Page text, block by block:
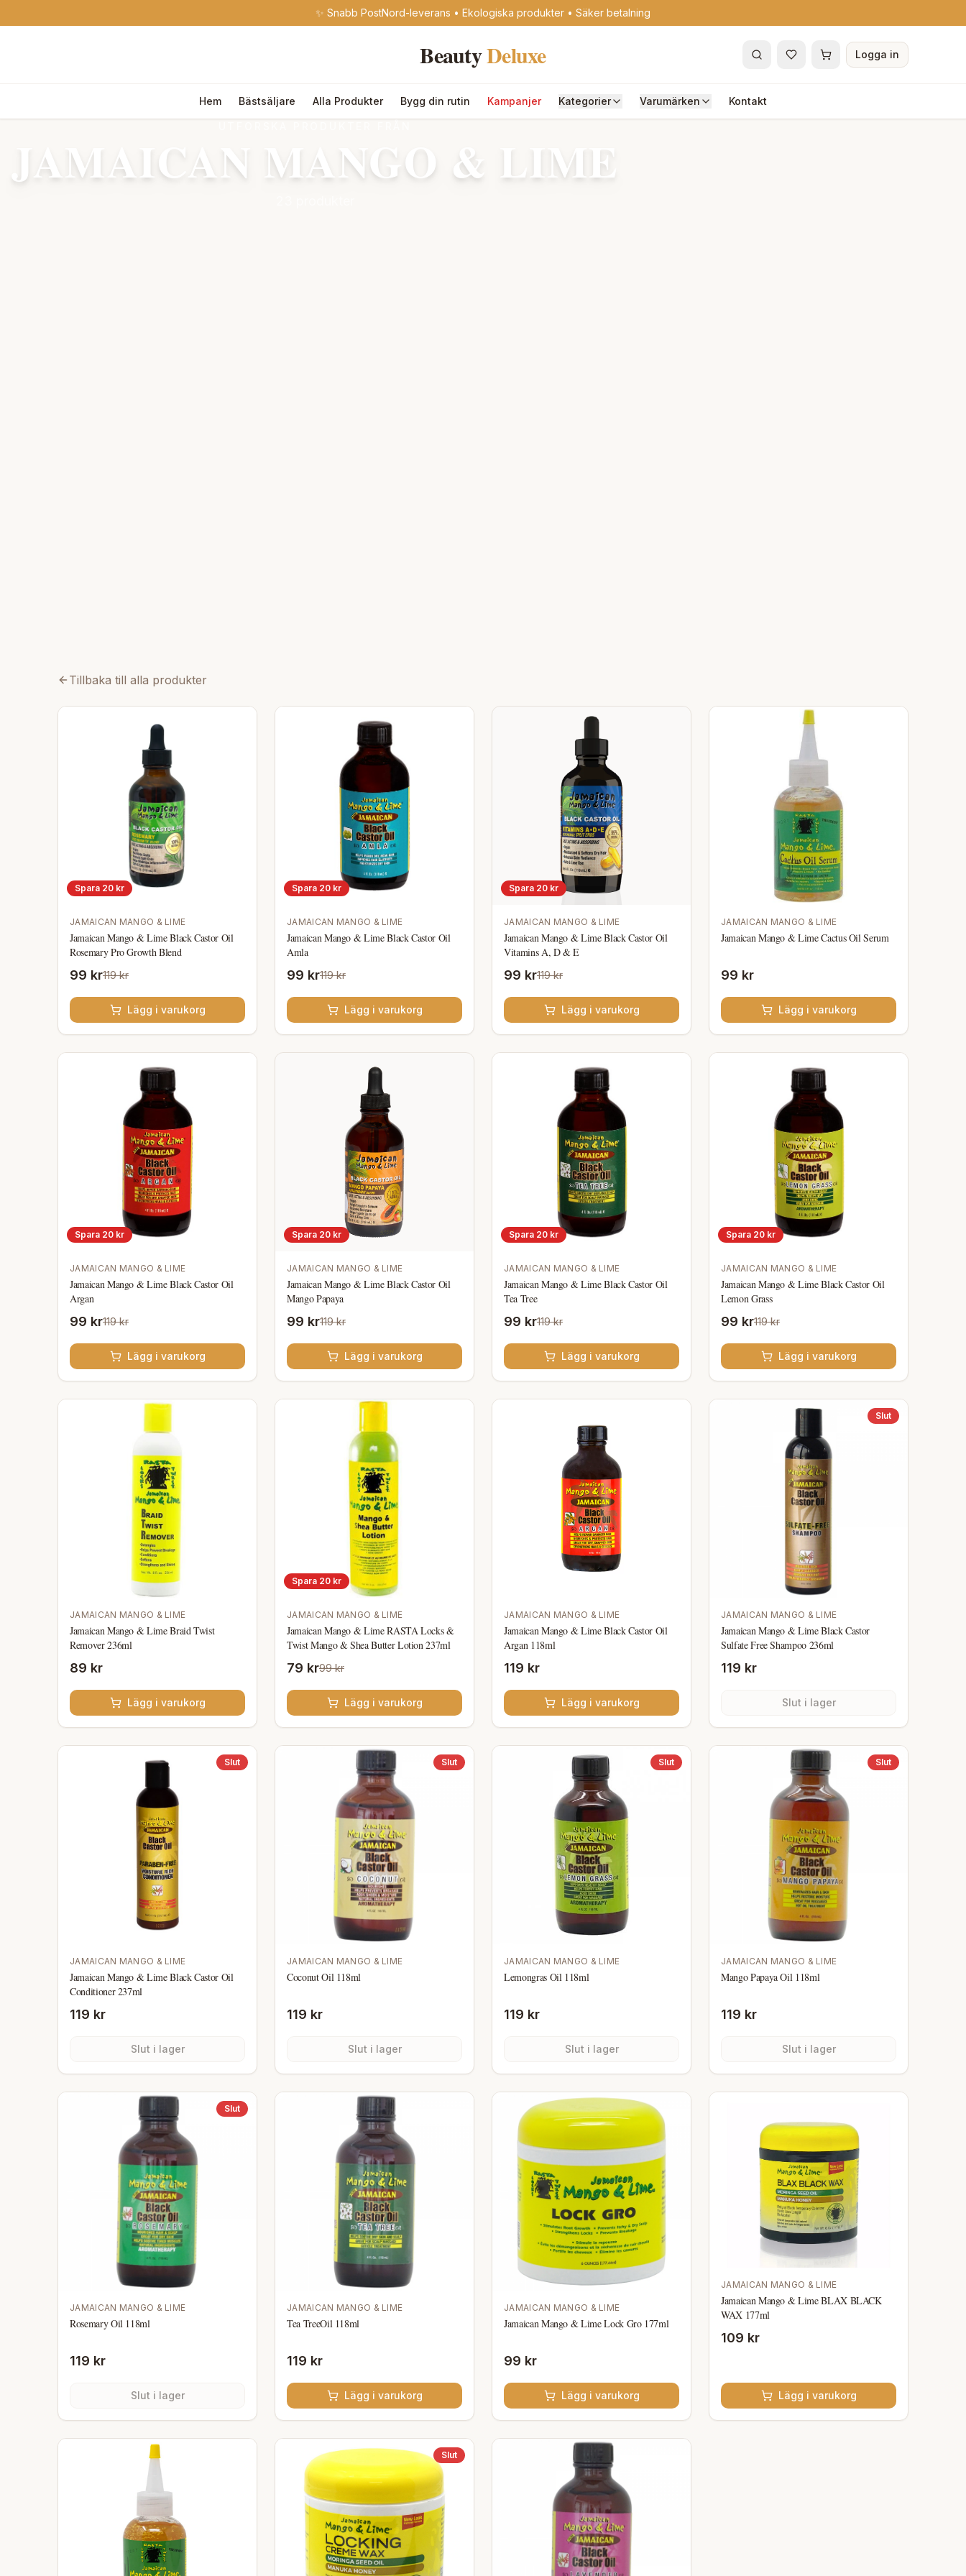
✨ Snabb PostNord-leverans • Ekologiska produkter • Säker betalning
BeautyDeluxe Logga in
Hem Bästsäljare Alla Produkter Bygg din rutin Kampanjer Kategorier Varumärken Kontakt
JAMAICAN MANGO & LIME
Tillbaka till alla produkter
Spara 20 kr
JAMAICAN MANGO & LIME
Jamaican Mango & Lime Black Castor Oil
Rosemary Pro Growth Blend
99 kr119 kr
Lägg i varukorg
Spara 20 kr
JAMAICAN MANGO & LIME
Jamaican Mango & Lime Black Castor Oil
Amla
99 kr119 kr
Lägg i varukorg
Spara 20 kr
JAMAICAN MANGO & LIME
Jamaican Mango & Lime Black Castor Oil
Vitamins A, D & E
99 kr119 kr
Lägg i varukorg
JAMAICAN MANGO & LIME
Jamaican Mango & Lime Cactus Oil Serum
99 kr
Lägg i varukorg
Spara 20 kr
JAMAICAN MANGO & LIME
Jamaican Mango & Lime Black Castor Oil
Argan
99 kr119 kr
Lägg i varukorg
Spara 20 kr
JAMAICAN MANGO & LIME
Jamaican Mango & Lime Black Castor Oil
Mango Papaya
99 kr119 kr
Lägg i varukorg
Spara 20 kr
JAMAICAN MANGO & LIME
Jamaican Mango & Lime Black Castor Oil
Tea Tree
99 kr119 kr
Lägg i varukorg
Spara 20 kr
JAMAICAN MANGO & LIME
Jamaican Mango & Lime Black Castor Oil
Lemon Grass
99 kr119 kr
Lägg i varukorg
JAMAICAN MANGO & LIME
Jamaican Mango & Lime Braid Twist
Remover 236ml
89 kr
Lägg i varukorg
Spara 20 kr
JAMAICAN MANGO & LIME
Jamaican Mango & Lime RASTA Locks &
Twist Mango & Shea Butter Lotion 237ml
79 kr99 kr
Lägg i varukorg
JAMAICAN MANGO & LIME
Jamaican Mango & Lime Black Castor Oil
Argan 118ml
119 kr
Lägg i varukorg
Slut
JAMAICAN MANGO & LIME
Jamaican Mango & Lime Black Castor
Sulfate Free Shampoo 236ml
119 kr
Slut i lager
Slut
JAMAICAN MANGO & LIME
Jamaican Mango & Lime Black Castor Oil
Conditioner 237ml
119 kr
Slut i lager
Slut
JAMAICAN MANGO & LIME
Coconut Oil 118ml
119 kr
Slut i lager
Slut
JAMAICAN MANGO & LIME
Lemongras Oil 118ml
119 kr
Slut i lager
Slut
JAMAICAN MANGO & LIME
Mango Papaya Oil 118ml
119 kr
Slut i lager
Slut
JAMAICAN MANGO & LIME
Rosemary Oil 118ml
119 kr
Slut i lager
JAMAICAN MANGO & LIME
Tea TreeOil 118ml
119 kr
Lägg i varukorg
JAMAICAN MANGO & LIME
Jamaican Mango & Lime Lock Gro 177ml
99 kr
Lägg i varukorg
JAMAICAN MANGO & LIME
Jamaican Mango & Lime BLAX BLACK
WAX 177ml
109 kr
Lägg i varukorg
Slut